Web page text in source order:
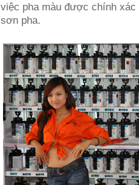
việc pha màu được chính xác
sơn pha.